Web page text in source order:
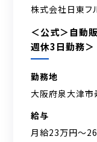
株式会社日東フ
＜公式＞自動
週休3日勤務＞
勤務地
大阪府泉大津市
給与
月給23万円～